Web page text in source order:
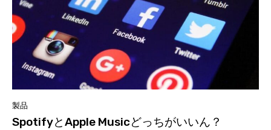
製品
SpotifyとApple Musicどっちがいいん？